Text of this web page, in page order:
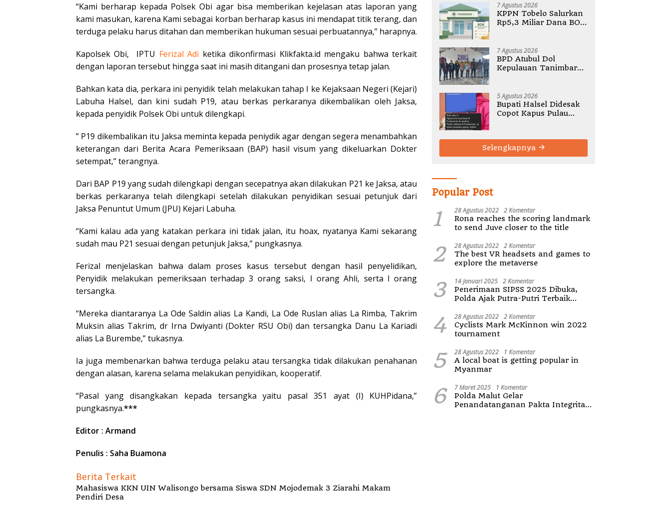
“Kami berharap kepada Polsek Obi agar bisa memberikan kejelasan atas laporan yang
kami masukan, karena Kami sebagai korban berharap kasus ini mendapat titik terang, dan
terduga pelaku harus ditahan dan memberikan hukuman sesuai perbuatannya,” harapnya.
Kapolsek Obi, IPTU Ferizal Adi ketika dikonfirmasi Klikfakta.id mengaku bahwa terkait
dengan laporan tersebut hingga saat ini masih ditangani dan prosesnya tetap jalan.
Bahkan kata dia, perkara ini penyidik telah melakukan tahap I ke Kejaksaan Negeri (Kejari)
Labuha Halsel, dan kini sudah P19, atau berkas perkaranya dikembalikan oleh Jaksa,
kepada penyidik Polsek Obi untuk dilengkapi.
” P19 dikembalikan itu Jaksa meminta kepada peniydik agar dengan segera menambahkan
keterangan dari Berita Acara Pemeriksaan (BAP) hasil visum yang dikeluarkan Dokter
setempat,” terangnya.
Dari BAP P19 yang sudah dilengkapi dengan secepatnya akan dilakukan P21 ke Jaksa, atau
berkas perkaranya telah dilengkapi setelah dilakukan penyidikan sesuai petunjuk dari
Jaksa Penuntut Umum (JPU) Kejari Labuha.
“Kami kalau ada yang katakan perkara ini tidak jalan, itu hoax, nyatanya Kami sekarang
sudah mau P21 sesuai dengan petunjuk Jaksa,” pungkasnya.
Ferizal menjelaskan bahwa dalam proses kasus tersebut dengan hasil penyelidikan,
Penyidik melakukan pemeriksaan terhadap 3 orang saksi, I orang Ahli, serta I orang
tersangka.
“Mereka diantaranya La Ode Saldin alias La Kandi, La Ode Ruslan alias La Rimba, Takrim
Muksin alias Takrim, dr Irna Dwiyanti (Dokter RSU Obi) dan tersangka Danu La Kariadi
alias La Burembe,” tukasnya.
Ia juga membenarkan bahwa terduga pelaku atau tersangka tidak dilakukan penahanan
dengan alasan, karena selama melakukan penyidikan, kooperatif.
“Pasal yang disangkakan kepada tersangka yaitu pasal 351 ayat (I) KUHPidana,”
pungkasnya.***
Editor : Armand
Penulis : Saha Buamona
Berita Terkait
Mahasiswa KKN UIN Walisongo bersama Siswa SDN Mojodemak 3 Ziarahi Makam
Pendiri Desa
7 Agustus 2026
KPPN Tobelo Salurkan
Rp5,3 Miliar Dana BOK
7 Agustus 2026
BPD Atubul Dol
Kepulauan Tanimbar
5 Agustus 2026
Bupati Halsel Didesak
Copot Kapus Pulau
Selengkapnya
Popular Post
1 28 Agustus 2022 2 Komentar
Rona reaches the scoring landmark
to send Juve closer to the title
2 28 Agustus 2022 2 Komentar
The best VR headsets and games to
explore the metaverse
3 14 Januari 2025 2 Komentar
Penerimaan SIPSS 2025 Dibuka,
Polda Ajak Putra-Putri Terbaik
4 28 Agustus 2022 2 Komentar
Cyclists Mark McKinnon win 2022
tournament
5 28 Agustus 2022 1 Komentar
A local boat is getting popular in
Myanmar
6 7 Maret 2025 1 Komentar
Polda Malut Gelar
Penandatanganan Pakta Integritas